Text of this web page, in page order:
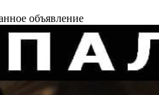
объявление